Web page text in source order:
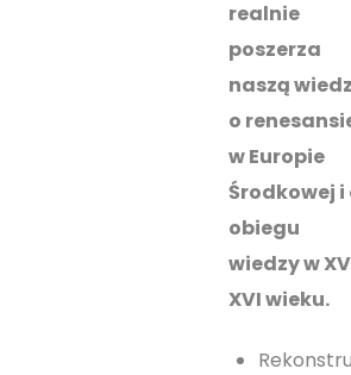
realnie
poszerza
naszą
o
w Europie
Środkowej i
obiegu
wiedzy w
XVI wieku.